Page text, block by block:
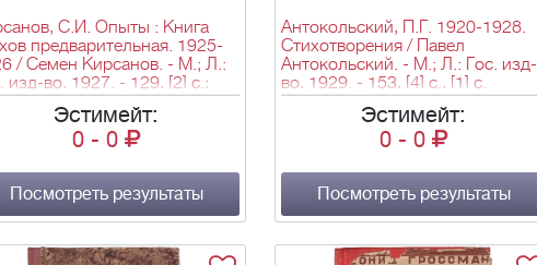
С.И. Опыты : Книга
предварительная. 1925-
/ Семен Кирсанов. - М.; Л.:
изд-во, 1927. - 129, [2] с.;
см.
Эстимейт:
0 -0
Посмотреть результаты
Антокольский, П.Г. 1920-1928.
Стихотворения / Павел
Антокольский. - М.; Л.: Гос. изд-
во, 1929. - 153, [4] с., [1] с.
объявл.; 18х13,6 см.
Эстимейт:
0 -0
Посмотреть результаты